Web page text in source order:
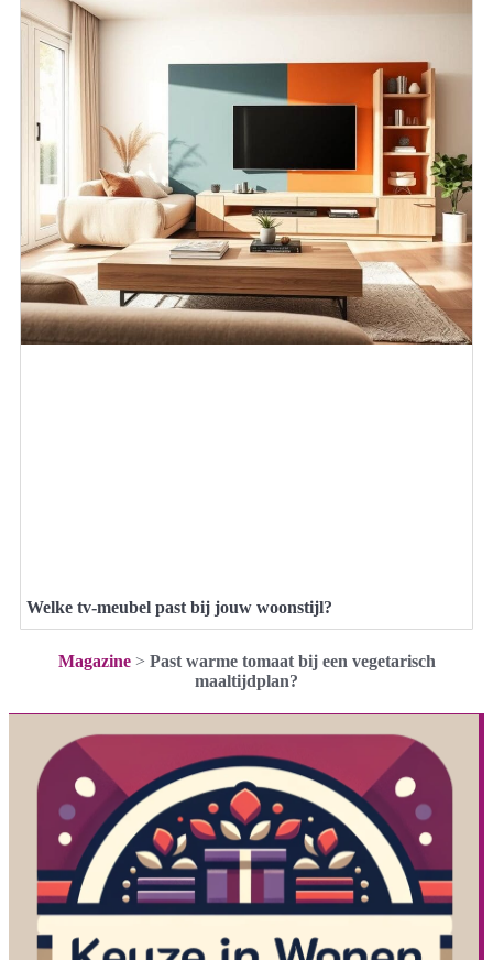
Welke tv-meubel past bij jouw woonstijl?
Magazine> Past warme tomaat bij een vegetarisch
maaltijdplan?